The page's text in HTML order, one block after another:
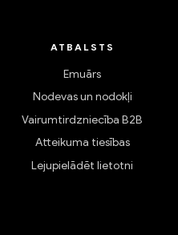
ATBALSTS
Emuārs
Nodevas un nodokļi
Vairumtirdzniecība B2B
Atteikuma tiesības
Lejupielādēt lietotni